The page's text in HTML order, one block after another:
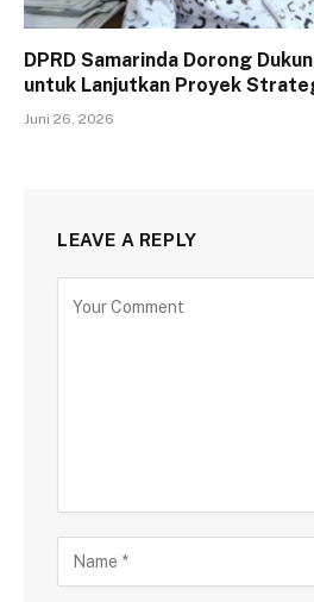
DPRD Samarinda Dorong
untuk Lanjutkan Proyek
Juni 26, 2026
LEAVE A REPLY